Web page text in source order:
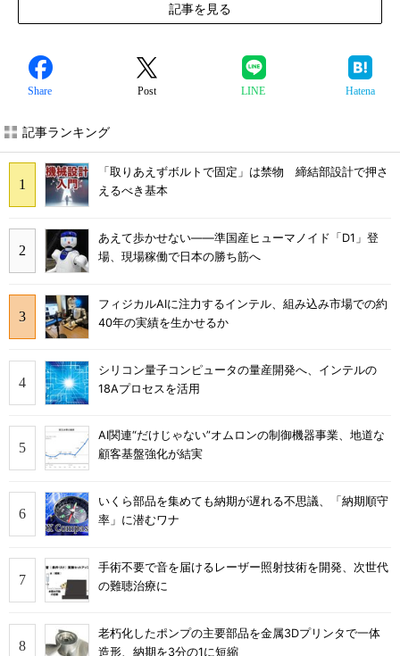
記事を見る
Share Post LINE Hatena
記事ランキング
「取りあえずボルトで固定」は禁物 締結部設計で押さ
えるべき基本
あえて歩かせない――準国産ヒューマノイド「D1」登
場、現場稼働で日本の勝ち筋へ
フィジカルAIに注力するインテル、組み込み市場での約
40年の実績を生かせるか
シリコン量子コンピュータの量産開発へ、インテルの
18Aプロセスを活用
AI関連“だけじゃない”オムロンの制御機器事業、地道な
顧客基盤強化が結実
いくら部品を集めても納期が遅れる不思議、「納期順守
率」に潜むワナ
手術不要で音を届けるレーザー照射技術を開発、次世代
の難聴治療に
老朽化したポンプの主要部品を金属3Dプリンタで一体
造形、納期を3分の1に短縮